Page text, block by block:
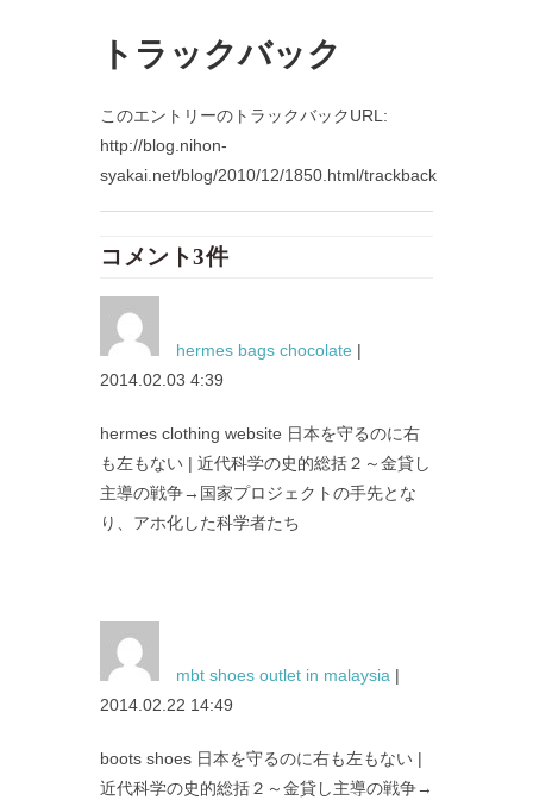
トラックバック
このエントリーのトラックバックURL:
http://blog.nihon-
syakai.net/blog/2010/12/1850.html/trackback
コメント3件
hermes bags chocolate |
2014.02.03 4:39
hermes clothing website 日本を守るのに右
も左もない | 近代科学の史的総括２～金貸し
主導の戦争→国家プロジェクトの手先とな
り、アホ化した科学者たち
mbt shoes outlet in malaysia |
2014.02.22 14:49
boots shoes 日本を守るのに右も左もない |
近代科学の史的総括２～金貸し主導の戦争→